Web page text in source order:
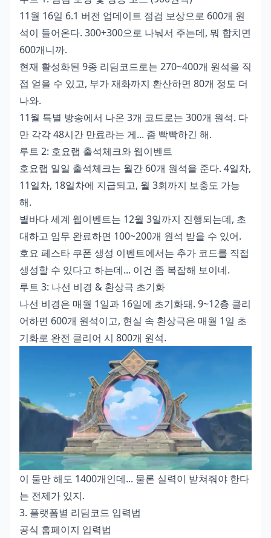
11월 16일 6.1 버전 업데이트 점검 보상으로 600개 원
석이 들어온다. 300+300으로 나눠서 주는데, 뭐 합치면
600개니까.
현재 활성화된 9종 리딤코드로는 270~400개 원석을 직
접 얻을 수 있고, 부가 재화까지 환산하면 80개 정도 더
나와.
11월 특별 방송에서 나온 3개 코드로는 300개 원석. 다
만 각각 48시간 만료라는 게... 좀 빡빡하긴 해.
루트 2: 호요랩 출석체크와 웹이벤트
호요랩 일일 출석체크는 월간 60개 원석을 준다. 4일차,
11일차, 18일차에 지급되고, 월 3회까지 보충도 가능
해.
별바다 세계 웹이벤트는 12월 3일까지 진행되는데, 초
대하고 임무 완료하면 100~200개 원석 받을 수 있어.
호요 페스타 쿠폰 생성 이벤트에서는 추가 코드를 직접
생성할 수 있다고 하는데... 이건 좀 복잡해 보이네.
루트 3: 나선 비경 & 환상극 초기화
나선 비경은 매월 1일과 16일에 초기화돼. 9~12층 클리
어하면 600개 원석이고, 현실 속 환상극은 매월 1일 초
기화로 완전 클리어 시 800개 원석.
이 둘만 해도 1400개인데... 물론 실력이 받쳐줘야 한다
는 전제가 있지.
3. 플랫폼별 리딤코드 입력법
공식 홈페이지 입력법